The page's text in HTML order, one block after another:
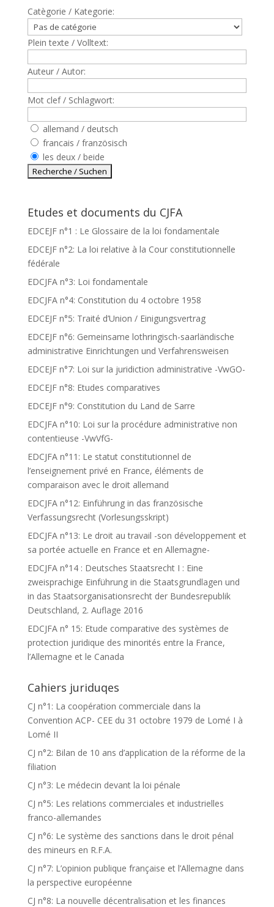
Catègorie / Kategorie:
Plein texte / Volltext:
Auteur / Autor:
Mot clef / Schlagwort:
allemand / deutsch
francais / französisch
les deux / beide
Etudes et documents du CJFA
EDCEJF n°1 : Le Glossaire de la loi fondamentale
EDCEJF n°2: La loi relative à la Cour constitutionnelle
fédérale
EDCJFA n°3: Loi fondamentale
EDCJFA n°4: Constitution du 4 octobre 1958
EDCEJF n°5: Traité d’Union / Einigungsvertrag
EDCEJF n°6: Gemeinsame lothringisch-saarländische
administrative Einrichtungen und Verfahrensweisen
EDCEJF n°7: Loi sur la juridiction administrative -VwGO-
EDCEJF n°8: Etudes comparatives
EDCEJF n°9: Constitution du Land de Sarre
EDCJFA n°10: Loi sur la procédure administrative non
contentieuse -VwVfG-
EDCJFA n°11: Le statut constitutionnel de
l’enseignement privé en France, éléments de
comparaison avec le droit allemand
EDCJFA n°12: Einführung in das französische
Verfassungsrecht (Vorlesungsskript)
EDCJFA n°13: Le droit au travail -son développement et
sa portée actuelle en France et en Allemagne-
EDCJFA n°14 : Deutsches Staatsrecht I : Eine
zweisprachige Einführung in die Staatsgrundlagen und
in das Staatsorganisationsrecht der Bundesrepublik
Deutschland, 2. Auflage 2016
EDCJFA n° 15: Etude comparative des systèmes de
protection juridique des minorités entre la France,
l’Allemagne et le Canada
Cahiers juriduqes
CJ n°1: La coopération commerciale dans la
Convention ACP- CEE du 31 octobre 1979 de Lomé I à
Lomé II
CJ n°2: Bilan de 10 ans d’application de la réforme de la
filiation
CJ n°3: Le médecin devant la loi pénale
CJ n°5: Les relations commerciales et industrielles
franco-allemandes
CJ n°6: Le système des sanctions dans le droit pénal
des mineurs en R.F.A.
CJ n°7: L’opinion publique française et l’Allemagne dans
la perspective européenne
CJ n°8: La nouvelle décentralisation et les finances